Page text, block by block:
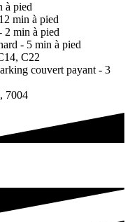
à pied
min à pied
2 min à pied
- 5 min à pied
C22
couvert payant - 3
7004